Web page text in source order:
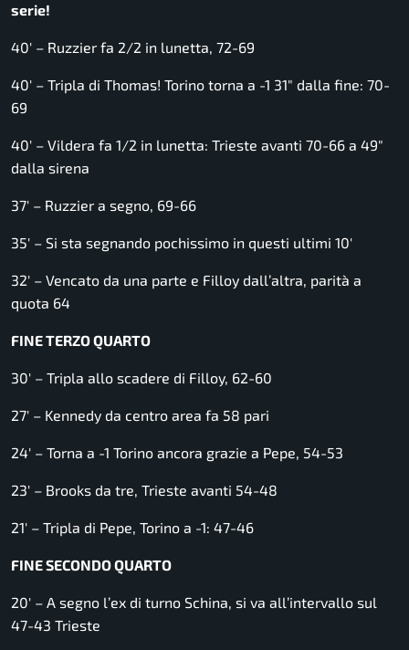
serie!
40′ – Ruzzier fa 2/2 in lunetta, 72-69
40′ – Tripla di Thomas! Torino torna a -1 31″ dalla fine: 70-
69
40′ – Vildera fa 1/2 in lunetta: Trieste avanti 70-66 a 49″
dalla sirena
37′ – Ruzzier a segno, 69-66
35′ – Si sta segnando pochissimo in questi ultimi 10′
32′ – Vencato da una parte e Filloy dall’altra, parità a
quota 64
FINE TERZO QUARTO
30′ – Tripla allo scadere di Filloy, 62-60
27′ – Kennedy da centro area fa 58 pari
24′ – Torna a -1 Torino ancora grazie a Pepe, 54-53
23′ – Brooks da tre, Trieste avanti 54-48
21′ – Tripla di Pepe, Torino a -1: 47-46
FINE SECONDO QUARTO
20′ – A segno l’ex di turno Schina, si va all’intervallo sul
47-43 Trieste